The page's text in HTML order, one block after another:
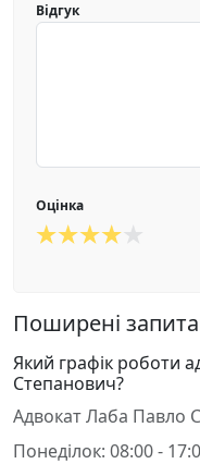
Відгук
Оцінка
Поширені
Який графік роботи
Степанович?
Адвокат Лаба Павло
Понеділок: 08:00 -